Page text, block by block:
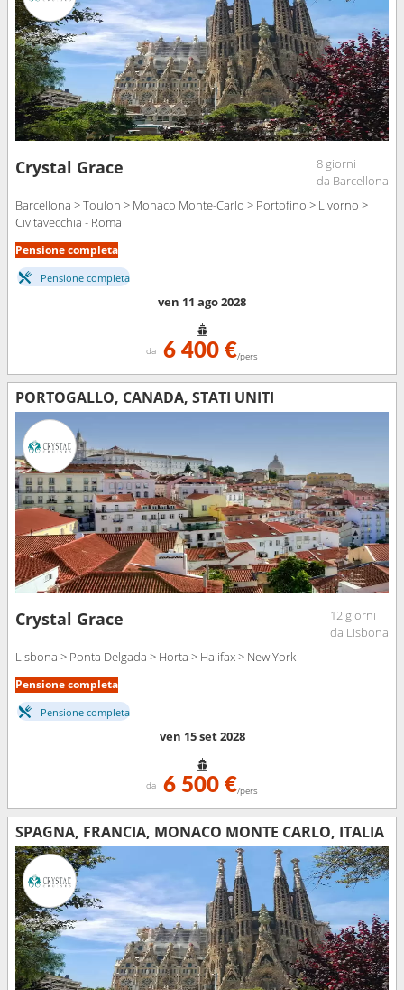
Crystal Grace
8 giorni
da Barcellona
Barcellona > Toulon > Monaco Monte-Carlo > Portofino > Livorno >
Civitavecchia - Roma
Pensione completa
Pensione completa
ven 11 ago 2028
da 6 400 €/pers
PORTOGALLO, CANADA, STATI UNITI
Crystal Grace
12 giorni
da Lisbona
Lisbona > Ponta Delgada > Horta > Halifax > New York
Pensione completa
Pensione completa
ven 15 set 2028
da 6 500 €/pers
SPAGNA, FRANCIA, MONACO MONTE CARLO, ITALIA